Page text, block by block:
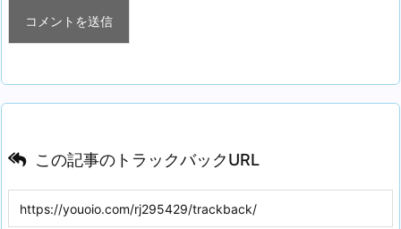
この記事のトラックバックURL